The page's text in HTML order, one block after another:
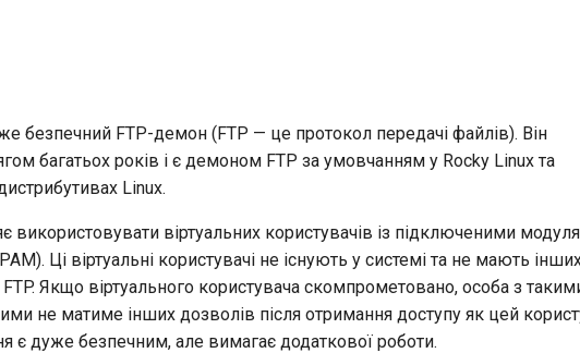
безпечний FTP-демон (FTP — це протокол передачі файлів). Він
багатьох років і є демоном FTP за умовчанням у Rocky Linux та
Linux.
використовувати віртуальних користувачів із підключеними
Ці віртуальні користувачі не існують у системі та не мають
Якщо віртуального користувача скомпрометовано, особа з
не матиме інших дозволів після отримання доступу як цей
є дуже безпечним, але вимагає додаткової роботи.